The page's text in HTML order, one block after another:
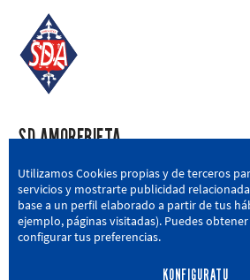
SD AMOREBIETA
San Miguel Kalea, 16, 48340
946 604 751 | sda@sdamorebieta.eus
Utilizamos Cookies propias y de terceros
servicios y mostrarte publicidad
base a un perfil elaborado a partir de tus
ejemplo, páginas visitadas). Puedes
configurar tus preferencias.
KONFIGURATU